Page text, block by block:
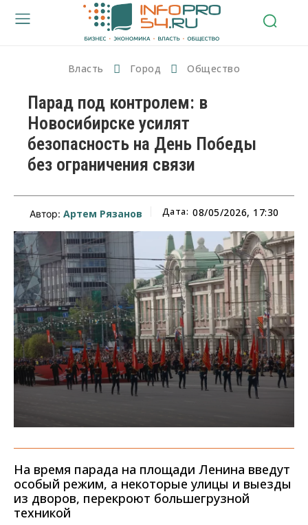
Власть Город Общество
Парад под контролем: в
Новосибирске усилят
безопасность на День Победы
без ограничения связи
Автор: Артем Рязанов Дата: 08/05/2026, 17:30
На время парада на площади Ленина введут
особый режим, а некоторые улицы и выезды
из дворов, перекроют большегрузной
техникой